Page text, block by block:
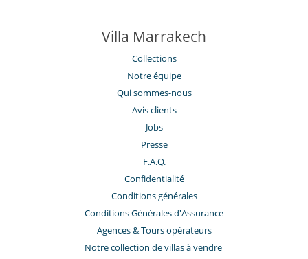
Villa Marrakech
Collections
Notre équipe
Qui sommes-nous
Avis clients
Jobs
Presse
F.A.Q.
Confidentialité
Conditions générales
Conditions Générales d'Assurance
​Agences & Tours opérateurs
Notre collection de villas à vendre